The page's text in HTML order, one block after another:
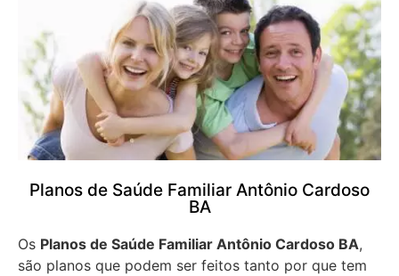
Planos de Saúde Familiar Antônio Cardoso
BA
Os Planos de Saúde Familiar Antônio Cardoso BA,
são planos que podem ser feitos tanto por que tem